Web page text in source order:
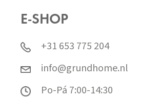
E-SHOP
+31 653 775 204
info@grundhome.nl
Po-Pá 7:00-14:30